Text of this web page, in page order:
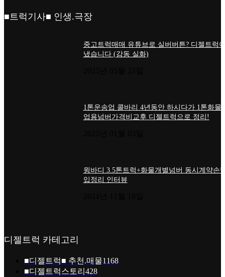
■트럭기사■ 인생.극장
중고트럭매매 유튜브로 실버버튼? 디젤트럭
냈습니다 (감동 실화)
1톤운송업 콜바리 4년동안 하시다가 1톤화물
업용넘버가격비교후 디젤트럭으로 정리!
윙바디 3.5톤트럭+화물개별넘버 동시계약손
입정리 인터뷰
디젤트럭 카테고리
■디젤트럭■ 추천.매물1168
■디젤트럭스토리 428